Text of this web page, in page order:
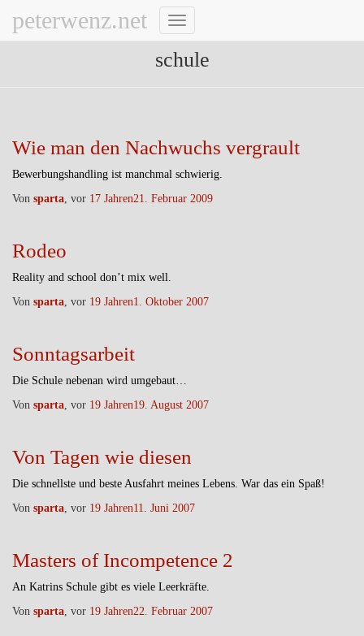
peterwenz.net
Navigation
umschalten
schule
Wie man den Nachwuchs vergrault
Bewerbungshandling ist manchmal schwierig.
Von sparta, vor 17 Jahren21. Februar 2009
Rodeo
Reality and school don’t mix well.
Von sparta, vor 19 Jahren1. Oktober 2007
Sonntagsarbeit
Die Schule nebenan wird umgebaut…
Von sparta, vor 19 Jahren19. August 2007
Von Tagen wie diesen
Die schnellste und beste Ausfahrt meines Lebens. War das ein Spaß!
Von sparta, vor 19 Jahren11. Juni 2007
Masters of Incompetence 2
An Katrins Schule gibt es viele Leerkräfte.
Von sparta, vor 19 Jahren22. Februar 2007